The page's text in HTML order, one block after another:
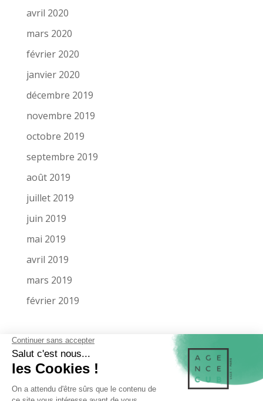
avril 2020
mars 2020
février 2020
janvier 2020
décembre 2019
novembre 2019
octobre 2019
septembre 2019
août 2019
juillet 2019
juin 2019
mai 2019
avril 2019
mars 2019
février 2019
LA SOCIÉTÉ
MENTIONS LÉGALES
MIEUX NOUS CONNAÎTRE
NOS RÉFÉRENCES